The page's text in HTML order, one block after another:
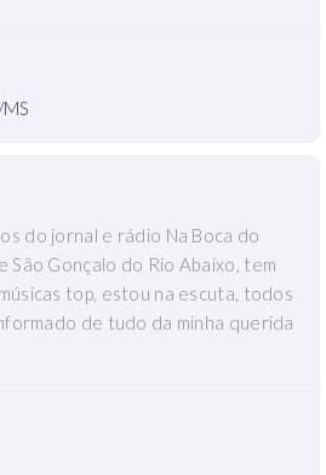
do jornal e rádio Na Boca do
São Gonçalo do Rio Abaixo, tem
top, estou na escuta, todos
de tudo da minha querida